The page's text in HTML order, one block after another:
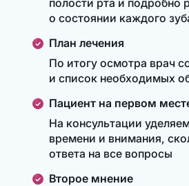
о состоянии каждого
План лечения
По итогу осмотра врач
и список необходимых
Пациент на первом
На консультации
времени и внимания,
ответа на все вопросы
Второе мнение